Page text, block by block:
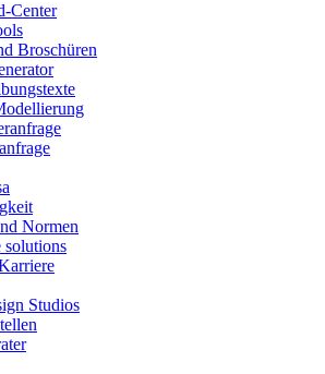
Center
Broschüren
Normen
solutions
Studios